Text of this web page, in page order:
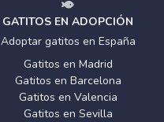
GATITOS EN ADOPCIÓN
Adoptar gatitos en España
Gatitos en Madrid
Gatitos en Barcelona
Gatitos en Valencia
Gatitos en Sevilla